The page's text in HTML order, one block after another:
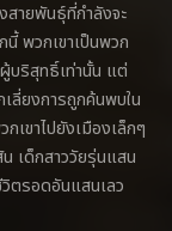
สายพันธุ์ที่กำลังจะ
พวกเขาเป็นพวก
บริสุทธิ์เท่านั้น แต่
ลี่ยงการถูกค้นพบใน
เขาไปยังเมืองเล็กๆ
เด็กสาววัยรุ่นแสน
วิตรอดอันแสนเลว